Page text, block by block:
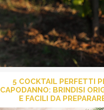
5 COCKTAIL PERFETTI
CAPODANNO: BRINDISI
E FACILI DA